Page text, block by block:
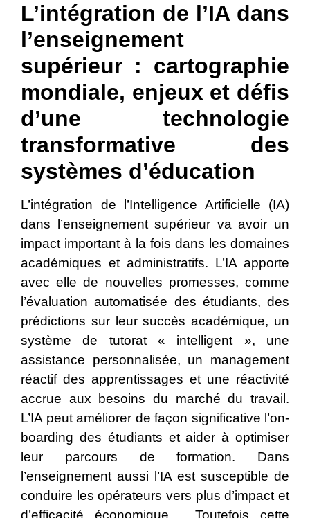
L’intégration de l’IA dans
l’enseignement
supérieur : cartographie
mondiale, enjeux et défis
d’une technologie
transformative des
systèmes d’éducation
L’intégration de l’Intelligence Artificielle (IA)
dans l’enseignement supérieur va avoir un
impact important à la fois dans les domaines
académiques et administratifs. L’IA apporte
avec elle de nouvelles promesses, comme
l’évaluation automatisée des étudiants, des
prédictions sur leur succès académique, un
système de tutorat « intelligent », une
assistance personnalisée, un management
réactif des apprentissages et une réactivité
accrue aux besoins du marché du travail.
L’IA peut améliorer de façon significative l’on-
boarding des étudiants et aider à optimiser
leur parcours de formation. Dans
l’enseignement aussi l’IA est susceptible de
conduire les opérateurs vers plus d’impact et
d’efficacité économique. Toutefois cette